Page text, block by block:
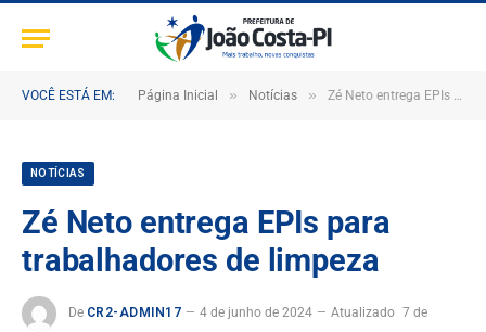
VOCÊ ESTÁ EM: Página Inicial » Notícias » Zé Neto entrega EPIs para trabalhadores de limpeza
NOTÍCIAS
Zé Neto entrega EPIs para
trabalhadores de limpeza
De CR2-ADMIN17 4 de junho de 2024 Atualizado 7 de